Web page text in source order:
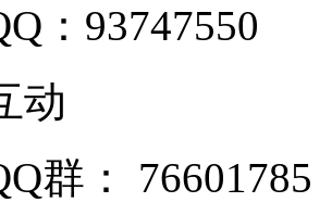
：93747550
动
群： 76601785